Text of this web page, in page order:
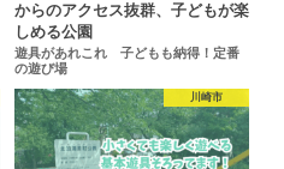
からのアクセス抜群、子どもが楽
しめる公園
遊具があれこれ 子どもも納得！定番
の遊び場
川崎市